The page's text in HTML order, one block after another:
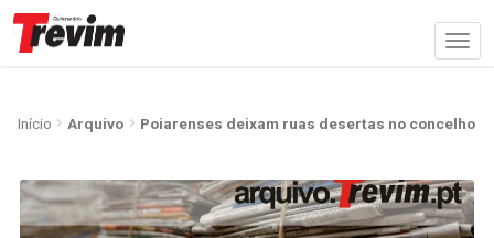
Início Arquivo Poiarenses deixam ruas desertas no concelho